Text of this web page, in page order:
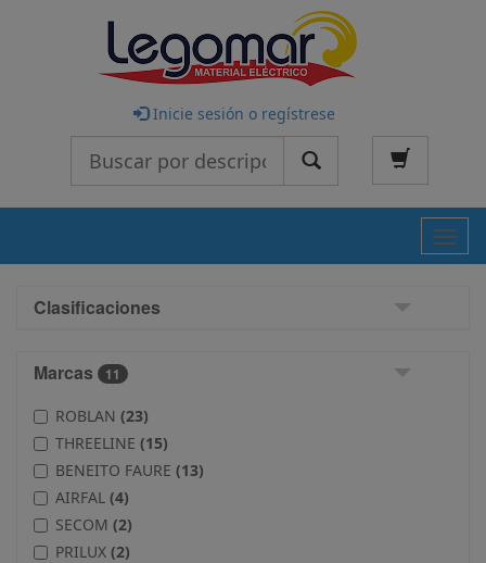
Inicie sesión o regístrese
Clasificaciones
Marcas 11
ROBLAN (23)
THREELINE (15)
BENEITO FAURE (13)
AIRFAL (4)
SECOM (2)
PRILUX (2)